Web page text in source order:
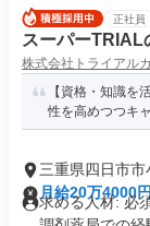
正社員
スーパーTRIAL
株式会社トライアル
【資格・知識を
性を⾼めつつキ
三重県四日市市
月給20万4000
求める人材: 必